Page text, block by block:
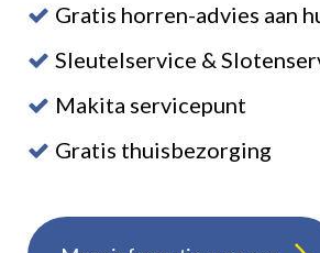
Gratis horren-advies aan
Sleutelservice &
Makita servicepunt
Gratis thuisbezorging